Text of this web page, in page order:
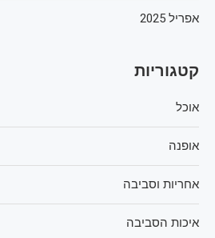
אפריל 2025
קטגוריות
אוכל
אופנה
אחריות וסביבה
איכות הסביבה